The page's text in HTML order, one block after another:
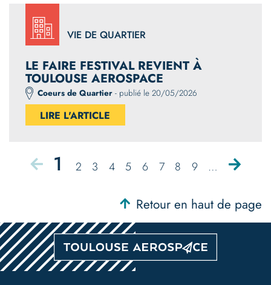
VIE DE QUARTIER
LE FAIRE FESTIVAL REVIENT À
TOULOUSE AEROSPACE
Coeurs de Quartier - publié le 20/05/2026
LIRE L'ARTICLE
Pagination
Page
précédente
Page
1 Page
2 Page
3 Page
4 Page
5 Page
6 Page
7 Page
8 Page
9 …
Page
suivante
Retour en haut de page